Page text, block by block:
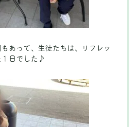
あって、生徒たちは、リフレッ
１日でした♪